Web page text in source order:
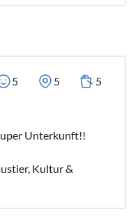
5 5 5
Unterkunft!!
Kultur &